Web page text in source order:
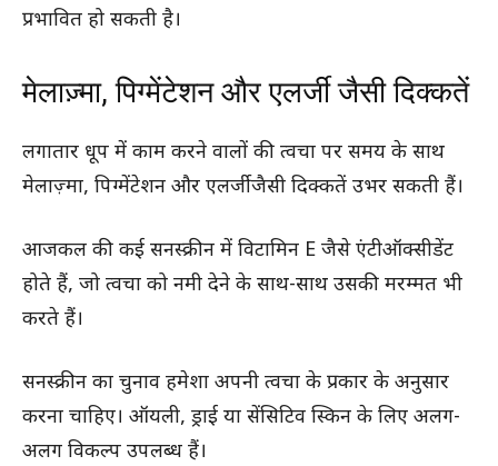
प्रभावित हो सकती है।
मेलाज़्मा, पिग्मेंटेशन और एलर्जी जैसी दिक्कतें
लगातार धूप में काम करने वालों की त्वचा पर समय के साथ
मेलाज़्मा, पिग्मेंटेशन और एलर्जी जैसी दिक्कतें उभर सकती हैं।
आजकल की कई सनस्क्रीन में विटामिन E जैसे एंटीऑक्सीडेंट
होते हैं, जो त्वचा को नमी देने के साथ-साथ उसकी मरम्मत भी
करते हैं।
सनस्क्रीन का चुनाव हमेशा अपनी त्वचा के प्रकार के अनुसार
करना चाहिए। ऑयली, ड्राई या सेंसिटिव स्किन के लिए अलग-
अलग विकल्प उपलब्ध हैं।